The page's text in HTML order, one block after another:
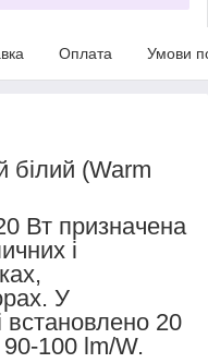
Оплата Умови
білий (Warm
Вт призначена
і
У
встановлено 20
90-100 lm/W.